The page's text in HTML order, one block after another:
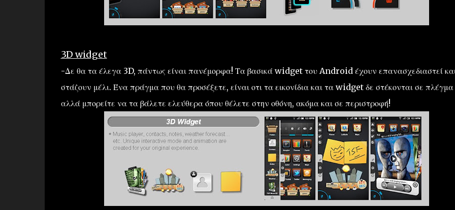
3D widget
-Δε θα τα έλεγα 3D, πάντως είναι πανέμορφα! Τα βασικά widget του Android έχουν επανασχεδιαστεί
στάζουν μέλι. Ένα πράγμα που θα προσέξετε, είναι οτι τα εικονίδια και τα widget δε στέκονται σε πλέγμα
αλλά μπορείτε να τα βάλετε ελεύθερα όπου θέλετε στην οθόνη, ακόμα και σε περιστροφή!